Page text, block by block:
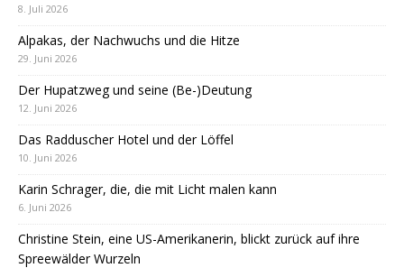
8. Juli 2026
Alpakas, der Nachwuchs und die Hitze
29. Juni 2026
Der Hupatzweg und seine (Be-)Deutung
12. Juni 2026
Das Radduscher Hotel und der Löffel
10. Juni 2026
Karin Schrager, die, die mit Licht malen kann
6. Juni 2026
Christine Stein, eine US-Amerikanerin, blickt zurück auf ihre
Spreewälder Wurzeln